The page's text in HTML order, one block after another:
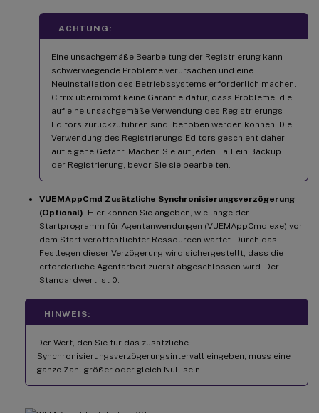
ACHTUNG:
Eine unsachgemäße Bearbeitung der Registrierung kann
schwerwiegende Probleme verursachen und eine
Neuinstallation des Betriebssystems erforderlich machen.
Citrix übernimmt keine Garantie dafür, dass Probleme, die
auf eine unsachgemäße Verwendung des Registrierungs-
Editors zurückzuführen sind, behoben werden können. Die
Verwendung des Registrierungs-Editors geschieht daher
auf eigene Gefahr. Machen Sie auf jeden Fall ein Backup
der Registrierung, bevor Sie sie bearbeiten.
VUEMAppCmd Zusätzliche Synchronisierungsverzögerung
(Optional) . Hier können Sie angeben, wie lange der
Startprogramm für Agentanwendungen (VUEMAppCmd.exe) vor
dem Start veröffentlichter Ressourcen wartet. Durch das
Festlegen dieser Verzögerung wird sichergestellt, dass die
erforderliche Agentarbeit zuerst abgeschlossen wird. Der
Standardwert ist 0.
HINWEIS:
Der Wert, den Sie für das zusätzliche
Synchronisierungsverzögerungsintervall eingeben, muss eine
ganze Zahl größer oder gleich Null sein.